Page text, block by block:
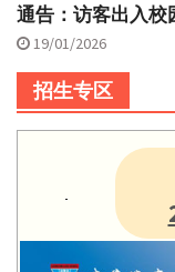
通告：访客出入校
19/01/2026
招生专区